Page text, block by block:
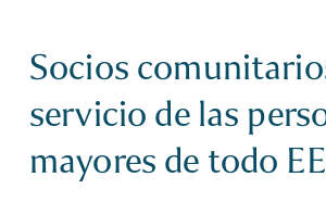
Socios
servicio de las
mayores de todo